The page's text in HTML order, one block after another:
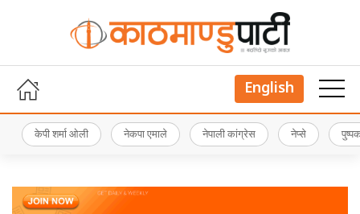
English
केपी शर्मा ओली नेकपा एमाले नेपाली कांग्रेस नेप्से